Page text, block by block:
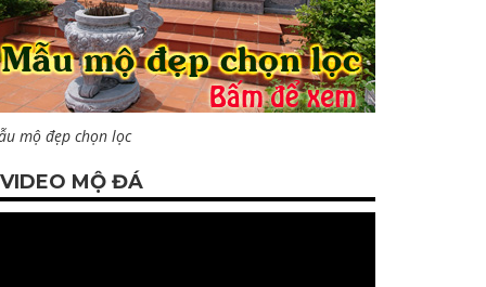
mộ đẹp chọn lọc
VIDEO MỘ ĐÁ